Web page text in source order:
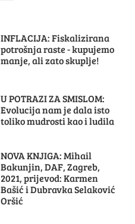
INFLACIJA: Fiskalizirana
potrošnja raste - kupujemo
manje, ali zato skuplje!
U POTRAZI ZA SMISLOM:
Evolucija nam je dala isto
toliko mudrosti kao i ludila
NOVA KNJIGA: Mihail
Bakunjin, DAF, Zagreb,
2021, prijevod: Karmen
Bašić i Dubravka Selaković
Oršić